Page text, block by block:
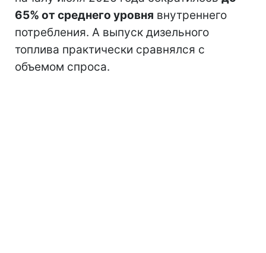
65% от среднего уровня внутреннего
потребления. А выпуск дизельного
топлива практически сравнялся с
объемом спроса.